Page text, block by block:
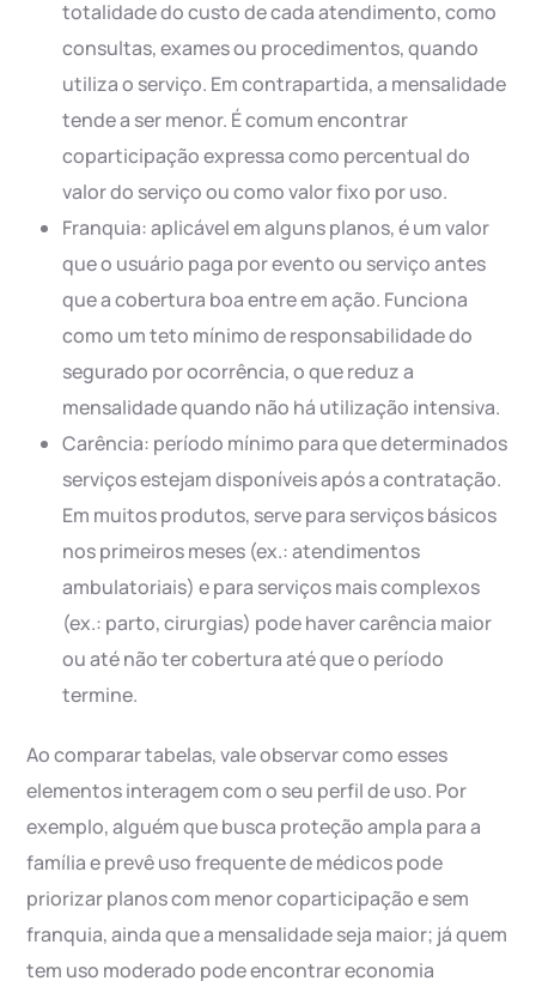
totalidade do custo de cada atendimento, como
consultas, exames ou procedimentos, quando
utiliza o serviço. Em contrapartida, a mensalidade
tende a ser menor. É comum encontrar
coparticipação expressa como percentual do
valor do serviço ou como valor fixo por uso.
Franquia: aplicável em alguns planos, é um valor
que o usuário paga por evento ou serviço antes
que a cobertura boa entre em ação. Funciona
como um teto mínimo de responsabilidade do
segurado por ocorrência, o que reduz a
mensalidade quando não há utilização intensiva.
Carência: período mínimo para que determinados
serviços estejam disponíveis após a contratação.
Em muitos produtos, serve para serviços básicos
nos primeiros meses (ex.: atendimentos
ambulatoriais) e para serviços mais complexos
(ex.: parto, cirurgias) pode haver carência maior
ou até não ter cobertura até que o período
termine.
Ao comparar tabelas, vale observar como esses
elementos interagem com o seu perfil de uso. Por
exemplo, alguém que busca proteção ampla para a
família e prevê uso frequente de médicos pode
priorizar planos com menor coparticipação e sem
franquia, ainda que a mensalidade seja maior; já quem
tem uso moderado pode encontrar economia